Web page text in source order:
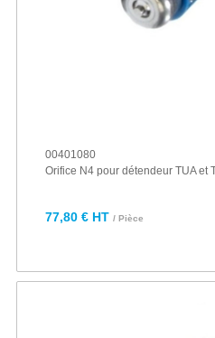
00401080
Orifice N4 pour détendeur TUA et
77,80 € HT / Pièce